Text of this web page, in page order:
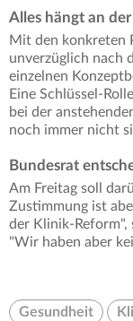
Alles hängt an
Mit den konkreten
unverzüglich nach
einzelnen
Eine Schlüssel-
bei der
noch immer nicht
Bundesrat
Am Freitag soll
Zustimmung ist
der Klinik-Reform",
"Wir haben aber
Gesundheit